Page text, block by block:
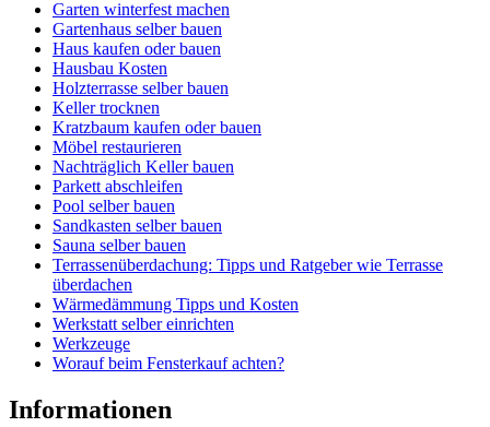
Garten winterfest machen
Gartenhaus selber bauen
Haus kaufen oder bauen
Hausbau Kosten
Holzterrasse selber bauen
Keller trocknen
Kratzbaum kaufen oder bauen
Möbel restaurieren
Nachträglich Keller bauen
Parkett abschleifen
Pool selber bauen
Sandkasten selber bauen
Sauna selber bauen
Terrassenüberdachung: Tipps und Ratgeber wie Terrasse
überdachen
Wärmedämmung Tipps und Kosten
Werkstatt selber einrichten
Werkzeuge
Worauf beim Fensterkauf achten?
Informationen